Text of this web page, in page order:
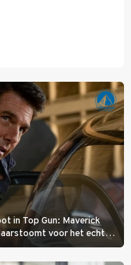
in Top Gun: Maverick
voor het echte